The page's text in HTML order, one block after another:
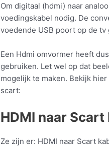
Om digitaal (hdmi) naar
voedingskabel nodig. De
voedende USB poort op de
Een Hdmi omvormer heeft
gebruiken. Let wel op dat
mogelijk te maken. Bekijk
scart:
HDMI naar Scart
Ze zijn er: HDMI naar Scart